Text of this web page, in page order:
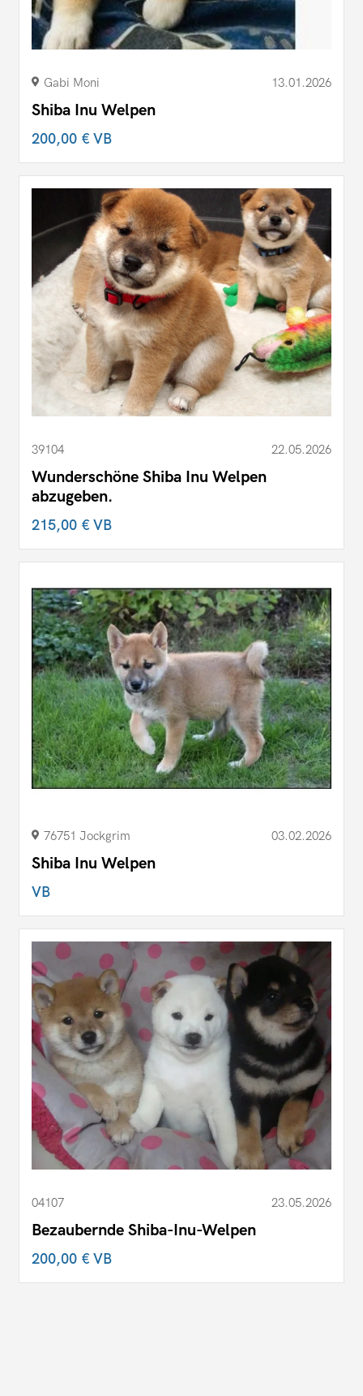
Gabi Moni 13.01.2026
Shiba Inu Welpen
200,00 €VB
39104 22.05.2026
Wunderschöne Shiba Inu Welpen
abzugeben.
215,00 €VB
76751 Jockgrim 03.02.2026
Shiba Inu Welpen
VB
04107 23.05.2026
Bezaubernde Shiba-Inu-Welpen
200,00 €VB